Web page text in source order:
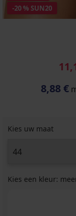
-20 % SUN20
8,88 €
Kies uw maat
Kies een kleur: